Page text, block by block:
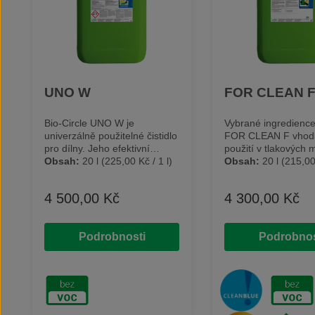
UNO W
Bio-Circle UNO W je
univerzálně použitelné čistidlo
pro dílny. Jeho efektivní
složení usnadňuje
tuky, pryskyřice, vosky,
hmyzu, saze, živice a fleky od
asfaltu. Dobrá snášenlivost s
materiály usnadňuje čištění
vybavení a aut bez poškození
základního materiálu. Je
neagresivní na kov, plasty,
Obsah: 20 l (225,00 Kč / 1 l)
Běžná cena:
4 500,00 Kč
Podrobnosti
FOR CLEAN F
Vybrané
FOR CLEAN F
použití v tlakových
podlahových čisticích
vysavačích a
univerzálnost
Při čištění chrání
mosazné povrchy
°C). Čistidlo je
všude tam, kde by
negativní účinky.
Obsah: 20 l
Běžná cena:
4 300,00 Kč